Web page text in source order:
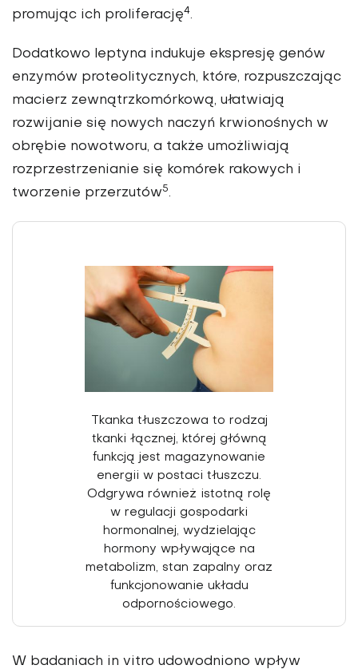
promując ich proliferację4.
Dodatkowo leptyna indukuje ekspresję genów
enzy­mów proteolitycznych, które, rozpuszczając
macierz zewnątrz­komórkową, ułatwiają
rozwijanie się nowych naczyń krwionośnych w
obrębie nowotworu, a także umożliwiają
rozprzestrzenianie się komórek rakowych i
tworzenie przerzutów5.
Tkanka tłuszczowa to rodzaj
tkanki łącznej, której główną
funkcją jest magazynowanie
energii w postaci tłuszczu.
Odgrywa również istotną rolę
w regulacji gospodarki
hormonalnej, wydzielając
hormony wpływające na
metabolizm, stan zapalny oraz
funkcjonowanie układu
odpornościowego.
W badaniach in vitro udowodniono wpływ